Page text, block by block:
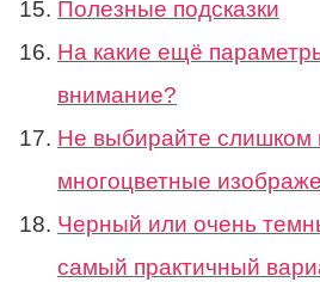
Полезные подсказки
На какие ещё
внимание?
Не выбирайте слишком
многоцветные
Черный или очень
самый практичный